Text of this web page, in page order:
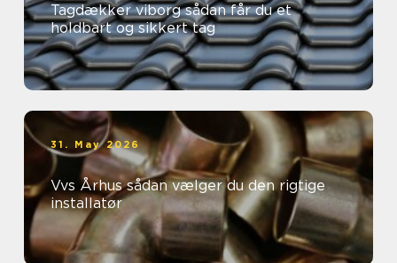
Tagdækker viborg sådan får du et
holdbart og sikkert tag
31. May 2026
Vvs Århus sådan vælger du den rigtige
installatør